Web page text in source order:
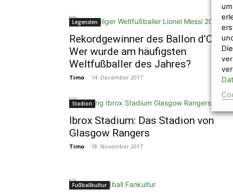
Legenden
Rekordgewinner des Ballon d’Or:
Wer wurde am häufigsten
Weltfußballer des Jahres?
Timo - 14. December 2017
Stadion
Ibrox Stadium: Das Stadion von
Glasgow Rangers
Timo - 18. November 2017
Fußballkultur